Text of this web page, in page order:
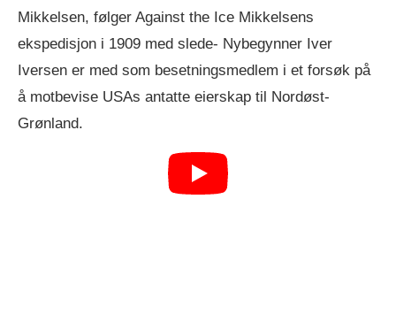
Mikkelsen, følger Against the Ice Mikkelsens
ekspedisjon i 1909 med slede- Nybegynner Iver
Iversen er med som besetningsmedlem i et forsøk på
å motbevise USAs antatte eierskap til Nordøst-
Grønland.